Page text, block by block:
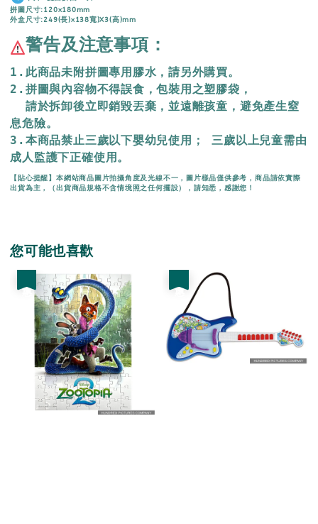
拼圖尺寸:120x180mm
外盒尺寸:249(長)x138寬)X3(高)mm
警告及注意事項：
1.此商品未附拼圖專用膠水，請另外購買。
2.拼圖與內容物不得誤食，包裝用之塑膠袋，
  請於拆卸後立即銷毀丟棄，
並遠離孩童，避免產生窒
息危險。
3.本商品禁止三歲以下嬰幼兒使用； 三歲以上兒童需由
成人監護下正確使用。
【貼心提醒】本網站商品圖片拍攝角度及光線不一，圖片樣品僅供參考，商品請依實際
出貨為主，（出貨商品規格不含情境照之任何擺設），請知悉，感謝您！
您可能也喜歡